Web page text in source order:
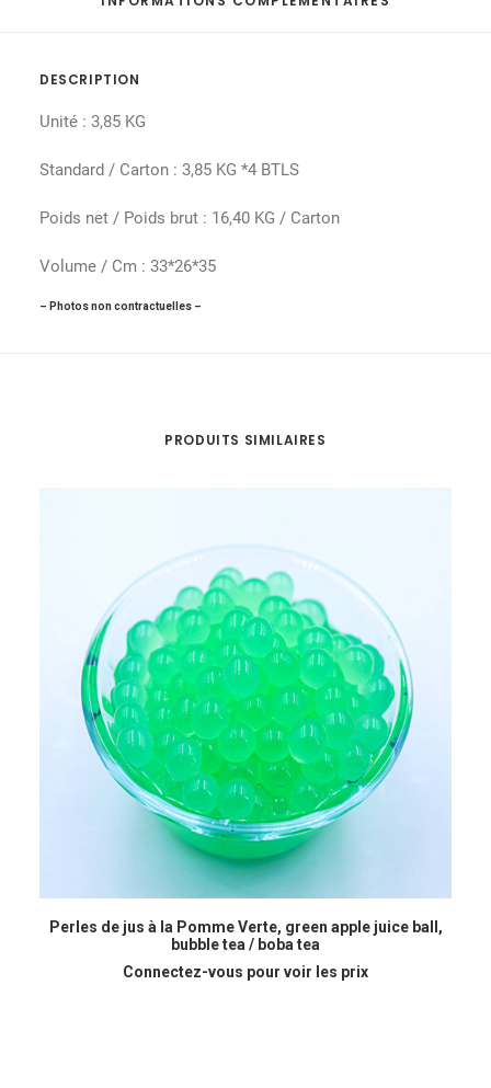
DESCRIPTION
Unité : 3,85 KG
Standard / Carton : 3,85 KG *4 BTLS
Poids net / Poids brut : 16,40 KG / Carton
Volume / Cm : 33*26*35
– Photos non contractuelles –
PRODUITS SIMILAIRES
LIRE LA SUITE
Perles de jus à la Pomme Verte, green apple juice ball,
bubble tea / boba tea
Connectez-vous pour voir les prix